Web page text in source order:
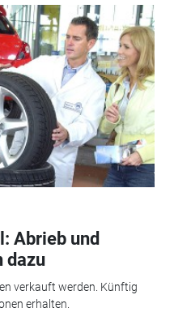
Abrieb und
dazu
verkauft werden. Künftig
erhalten.